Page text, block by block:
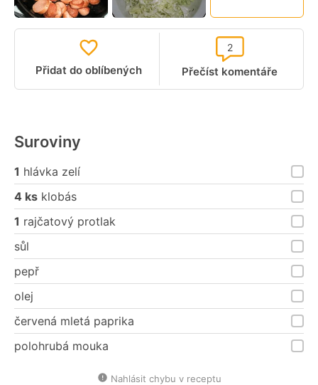
Přidat do oblíbených Přečíst komentáře
2
Suroviny
1 hlávka zelí
4 ks klobás
1 rajčatový protlak
sůl
pepř
olej
červená mletá paprika
polohrubá mouka
Nahlásit chybu v receptu